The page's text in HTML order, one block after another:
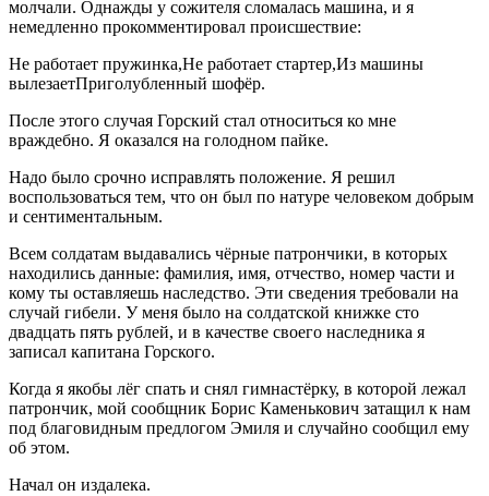
молчали. Однажды у сожителя сломалась машина, и я
немедленно прокомментировал происшествие:
Не работает пружинка,Не работает стартер,Из машины
вылезаетПриголубленный шофёр.
После этого случая Горский стал относиться ко мне
враждебно. Я оказался на голодном пайке.
Надо было срочно исправлять положение. Я решил
воспользоваться тем, что он был по натуре человеком добрым
и сентиментальным.
Всем солдатам выдавались чёрные патрончики, в которых
находились данные: фамилия, имя, отчество, номер части и
кому ты оставляешь наследство. Эти сведения требовали на
случай гибели. У меня было на солдатской книжке сто
двадцать пять рублей, и в качестве своего наследника я
записал капитана Горского.
Когда я якобы лёг спать и снял гимнастёрку, в которой лежал
патрончик, мой сообщник Борис Каменькович затащил к нам
под благовидным предлогом Эмиля и случайно сообщил ему
об этом.
Начал он издалека.